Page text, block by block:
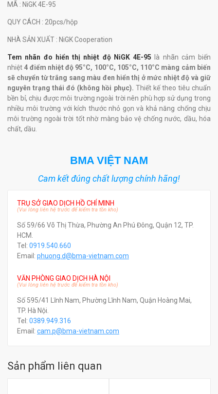
MÃ : NiGK 4E-95
QUY CÁCH : 20pcs/hộp
NHÀ SẢN XUẤT : NiGK Cooperation
Tem nhãn đo hiển thị nhiệt độ NiGK 4E-95 là nhãn cảm biến
nhiệt 4 điểm nhiệt độ 95°C, 100°C, 105°C, 110°C màng cảm biến
sẽ chuyển từ trắng sang màu đen hiển thị ở mức nhiệt độ và giữ
nguyên trạng thái đó (không hồi phục). Thiết kế theo tiêu chuẩn
bền bỉ, chịu được môi trường ngoài trời nên phù hợp sử dụng trong
nhiều môi trường với kích thước nhỏ gọn và khả năng chống chịu
môi trường ngoài trời tốt nhờ màng bảo vệ chống nước, dầu, hóa
chất, dầu.
BMA VIỆT NAM
Cam kết đúng chất lượng chính hãng!
TRỤ SỞ GIAO DỊCH HỒ CHÍ MINH
(Vui lòng liên hệ trước để kiểm tra tồn kho)
Số 59/66 Võ Thị Thừa, Phường An Phú Đông, Quận 12, TP.
HCM.
Tel: 0919.540.660
Email: phuong.d@bma-vietnam.com
VĂN PHÒNG GIAO DỊCH HÀ NỘI
(Vui lòng liên hệ trước để kiểm tra tồn kho)
Số 595/41 Lĩnh Nam, Phường Lĩnh Nam, Quận Hoàng Mai,
TP. Hà Nội.
Tel: 0389.949.316
Email: cam.p@bma-vietnam.com
Sản phẩm liên quan